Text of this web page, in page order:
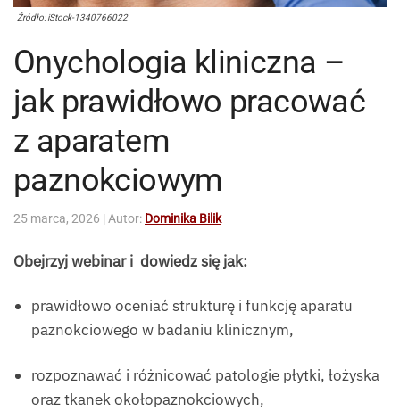
Źródło: iStock-1340766022
Onychologia kliniczna –
jak prawidłowo pracować
z aparatem
paznokciowym
25 marca, 2026 | Autor: Dominika Bilik
Obejrzyj webinar i dowiedz się jak:
prawidłowo oceniać strukturę i funkcję aparatu
paznokciowego w badaniu klinicznym,
rozpoznawać i różnicować patologie płytki, łożyska
oraz tkanek okołopaznokciowych,